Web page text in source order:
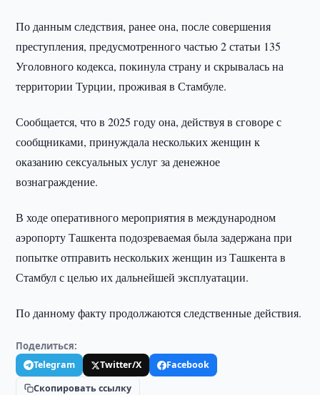
По данным следствия, ранее она, после совершения
преступления, предусмотренного частью 2 статьи 135
Уголовного кодекса, покинула страну и скрывалась на
территории Турции, проживая в Стамбуле.
Сообщается, что в 2025 году она, действуя в сговоре с
сообщниками, принуждала нескольких женщин к
оказанию сексуальных услуг за денежное
вознаграждение.
В ходе оперативного мероприятия в международном
аэропорту Ташкента подозреваемая была задержана при
попытке отправить нескольких женщин из Ташкента в
Стамбул с целью их дальнейшей эксплуатации.
По данному факту продолжаются следственные действия.
Поделиться:
Telegram Twitter/X
Facebook
Скопировать ссылку